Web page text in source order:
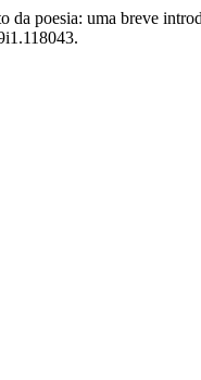
poesia: uma breve